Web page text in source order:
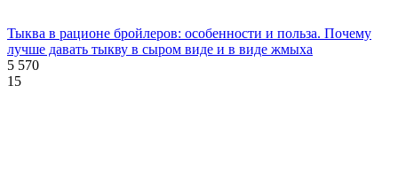
Тыква в рационе бройлеров: особенности и польза. Почему
лучше давать тыкву в сыром виде и в виде жмыха
5 570
15